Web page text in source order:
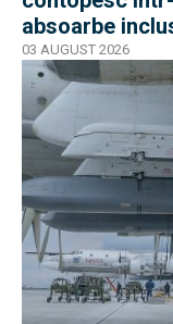
absoarbe
03 AUGUST 2026
EXCLUSIV